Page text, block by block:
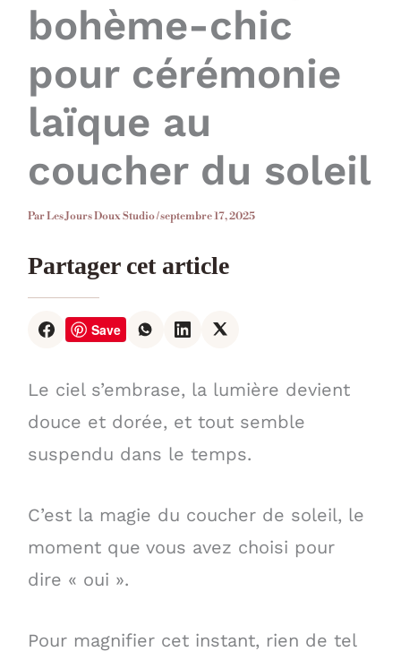
bohème-chic
pour cérémonie
laïque au
coucher du soleil
ParLes Jours Doux Studio/septembre 17, 2025
Partager cet article
Save
Le ciel s’embrase, la lumière devient
douce et dorée, et tout semble
suspendu dans le temps.
C’est la magie du coucher de soleil, le
moment que vous avez choisi pour
dire « oui ».
Pour magnifier cet instant, rien de tel